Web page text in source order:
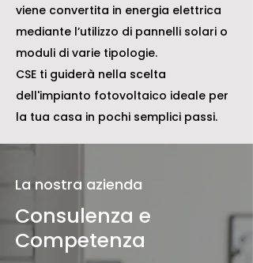
viene convertita in energia elettrica
mediante l’utilizzo di pannelli solari o
moduli di varie tipologie.
CSE ti guiderà nella scelta
dell'impianto fotovoltaico ideale per
la tua casa in pochi semplici passi.
La nostra azienda
Consulenza e
Competenza